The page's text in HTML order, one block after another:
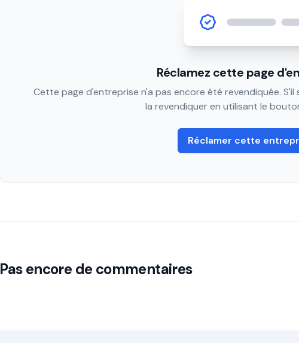
Réclamez cette page
Cette page d'entreprise n'a pas encore été revendiquée.
la revendiquer en utilisant le
Réclamer cette
Pas encore de commentaires